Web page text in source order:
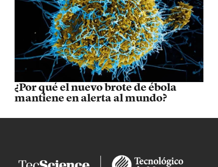
¿Por qué el nuevo brote de ébola
mantiene en alerta al mundo?